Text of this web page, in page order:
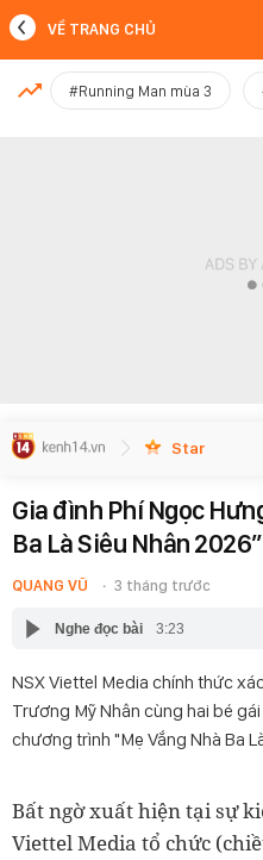
MỚI NHẤT
VỀ TRANG CHỦ
#Running Man mùa 3
Star
Gia đình Phí Ngọc
Ba Là Siêu Nhân 2026”
QUANG VŨ 3 tháng trước
Nghe đọc bài 3:23
NSX Viettel Media chính thức
Trương Mỹ Nhân cùng hai bé
chương trình "Mẹ Vắng Nhà Ba
Bất ngờ xuất hiện tại sự
Viettel Media tổ chức